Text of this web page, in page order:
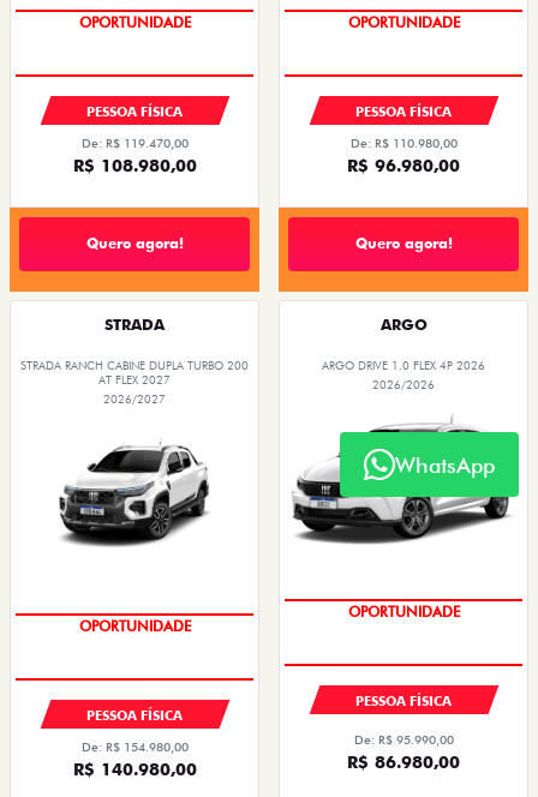
OPORTUNIDADE
PESSOA FÍSICA
De: R$ 119.470,00
R$ 108.980,00
Quero agora!
OPORTUNIDADE
PESSOA FÍSICA
De: R$ 110.980,00
R$ 96.980,00
Quero agora!
STRADA
STRADA RANCH CABINE DUPLA TURBO 200
AT FLEX 2027
2026/2027
OPORTUNIDADE
PESSOA FÍSICA
De: R$ 154.980,00
R$ 140.980,00
ARGO
ARGO DRIVE 1.0 FLEX 4P 2026
2026/2026
OPORTUNIDADE
PESSOA FÍSICA
De: R$ 95.990,00
R$ 86.980,00
WhatsApp